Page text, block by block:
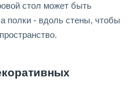
стол может быть
полки - вдоль стены, чтобы